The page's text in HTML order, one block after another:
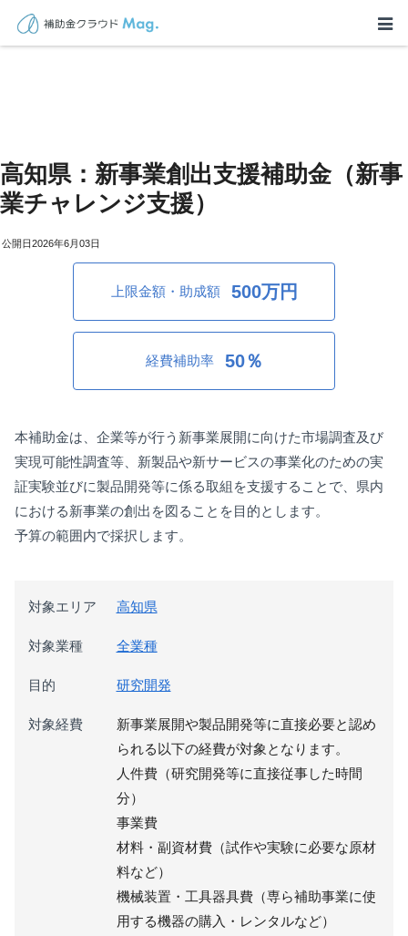
高知県：新事業創出支援補助金（新事
業チャレンジ支援）
2026年6月03日
上限金額・助成額 500万円
経費補助率 50％
本補助金は、企業等が行う新事業展開に向けた市場調査及び
実現可能性調査等、新製品や新サービスの事業化のための実
証実験並びに製品開発等に係る取組を支援することで、県内
における新事業の創出を図ることを目的とします。
予算の範囲内で採択します。
対象エリア 高知県
対象業種 全業種
目的 研究開発
対象経費
新事業展開や製品開発等に直接必要と認め
られる以下の経費が対象となります。
人件費（研究開発等に直接従事した時間
分）
事業費
材料・副資材費（試作や実験に必要な原材
料など）
機械装置・工具器具費（専ら補助事業に使
用する機器の購入・レンタルなど）